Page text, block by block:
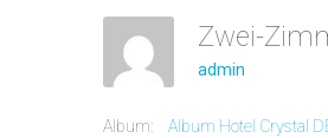
Zwei-
admin
Album: Album Hotel Crystal